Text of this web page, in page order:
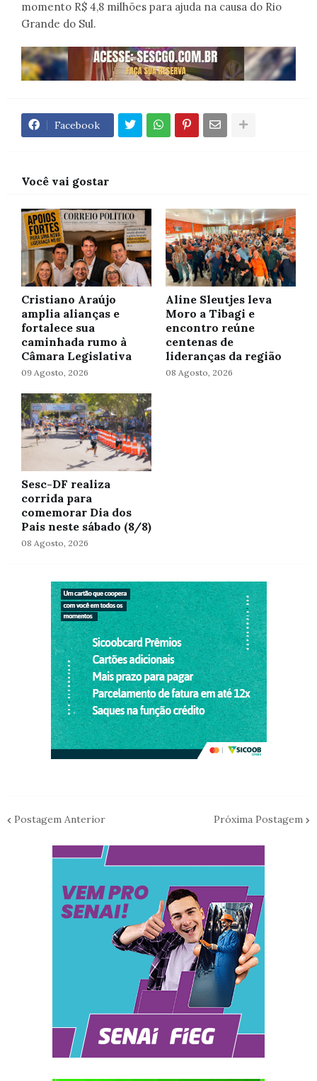
momento R$ 4,8 milhões para ajuda na causa do Rio
Grande do Sul.
Facebook
Você vai gostar
Cristiano Araújo
amplia alianças e
fortalece sua
caminhada rumo à
Câmara Legislativa
09 Agosto, 2026
Aline Sleutjes leva
Moro a Tibagi e
encontro reúne
centenas de
lideranças da região
08 Agosto, 2026
Sesc-DF realiza
corrida para
comemorar Dia dos
Pais neste sábado (8/8)
08 Agosto, 2026
Postagem Anterior Próxima Postagem